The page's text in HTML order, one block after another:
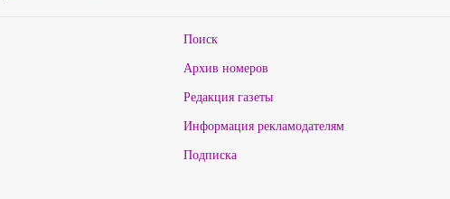
Поиск
Архив номеров
Редакция газеты
Информация рекламодателям
Подписка